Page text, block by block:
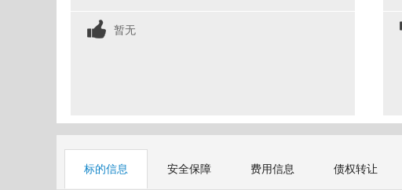
暂无
标的信息 安全保障 费用信息 债权转让